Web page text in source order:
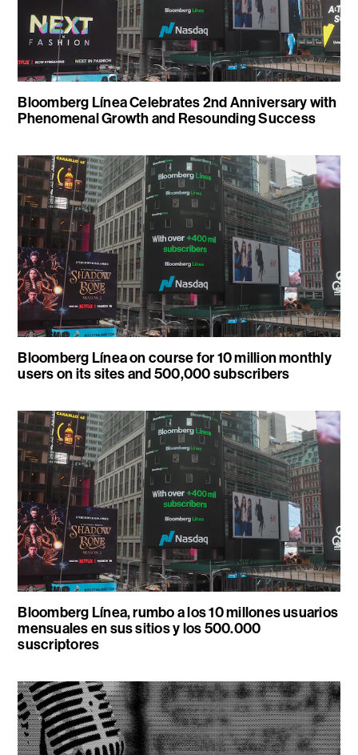
Bloomberg Línea Celebrates 2nd Anniversary with
Phenomenal Growth and Resounding Success
Bloomberg Línea on course for 10 million monthly
users on its sites and 500,000 subscribers
Bloomberg Línea, rumbo a los 10 millones usuarios
mensuales en sus sitios y los 500.000
suscriptores